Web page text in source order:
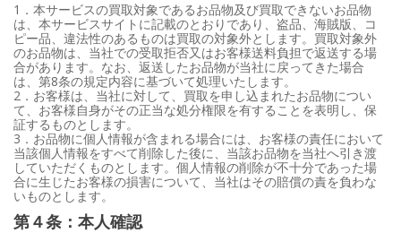
1．本サービスの買取対象であるお品物及び買取できないお品物
は、本サービスサイトに記載のとおりであり、盗品、海賊版、コ
ピー品、違法性のあるものは買取の対象外とします。買取対象外
のお品物は、当社での受取拒否又はお客様送料負担で返送する場
合があります。なお、返送したお品物が当社に戻ってきた場合
は、第8条の規定内容に基づいて処理いたします。
2．お客様は、当社に対して、買取を申し込まれたお品物につい
て、お客様自身がその正当な処分権限を有することを表明し、保
証するものとします。
3．お品物に個人情報が含まれる場合には、お客様の責任において
当該個人情報をすべて削除した後に、当該お品物を当社へ引き渡
していただくものとします。個人情報の削除が不十分であった場
合に生じたお客様の損害について、当社はその賠償の責を負わな
いものとします。
第４条：本人確認